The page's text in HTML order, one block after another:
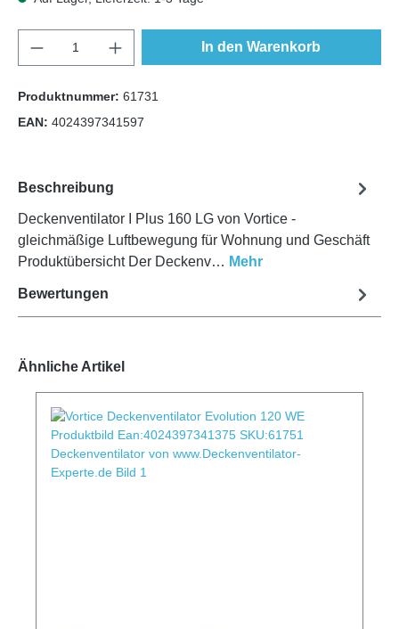
In den Warenkorb
Produktnummer: 61731
EAN: 4024397341597
Beschreibung
Deckenventilator I Plus 160 LG von Vortice -
gleichmäßige Luftbewegung für Wohnung und Geschäft
Produktübersicht Der Deckenv… Mehr
Bewertungen
Ähnliche Artikel